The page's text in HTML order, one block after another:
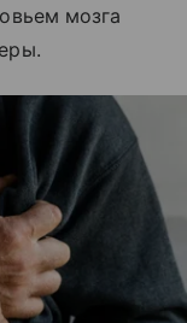
мозга